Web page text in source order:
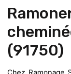
(91750)